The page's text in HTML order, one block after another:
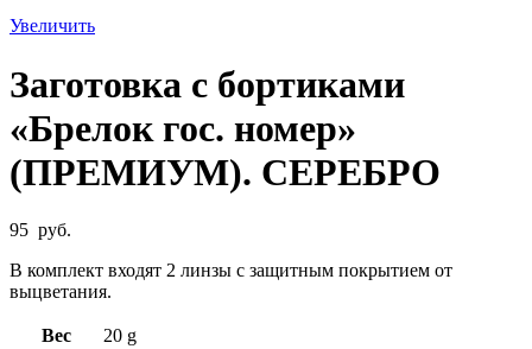
Увеличить
Заготовка с бортиками
«Брелок гос. номер»
(ПРЕМИУМ). СЕРЕБРО
95 руб.
В комплект входят 2 линзы с защитным покрытием от
выцветания.
Вес
20 g